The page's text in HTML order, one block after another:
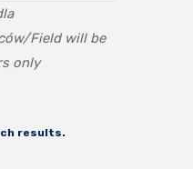
Field will be
only
results.